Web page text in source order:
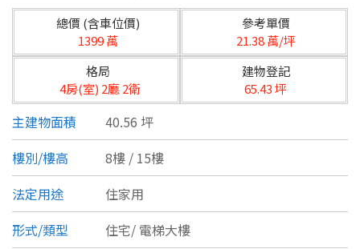
台北市
基隆市
新北市
宜蘭縣
桃園市
新竹市
新竹縣
類型(可複選)
不拘 公寓
別墅 透天厝
總價 (含車位價)
1399 萬
參考單價
21.38 萬/坪
格局
4房(室) 2廳 2衛
建物登記
65.43 坪
主建物面積
40.56 坪
樓別/樓高
8樓 / 15樓
法定用途
住家用
形式/類型
住宅/ 電梯大樓